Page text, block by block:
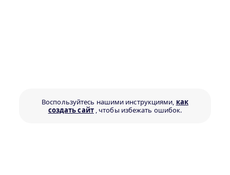
Воспользуйтесь нашими инструкциями, как
создать сайт, чтобы избежать ошибок.